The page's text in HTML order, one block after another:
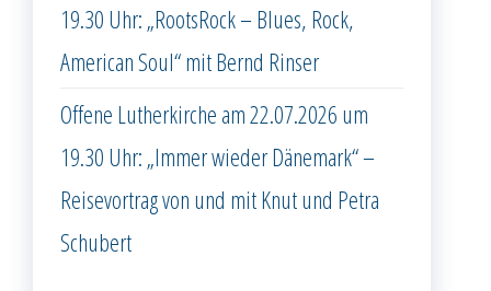
19.30 Uhr: „RootsRock – Blues, Rock,
American Soul“ mit Bernd Rinser
Offene Lutherkirche am 22.07.2026 um
19.30 Uhr: „Immer wieder Dänemark“ –
Reisevortrag von und mit Knut und Petra
Schubert